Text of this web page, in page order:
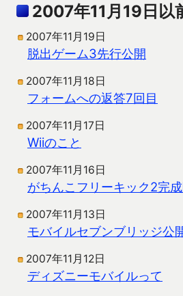
2007年11月19日以
2007年11月19日
脱出ゲーム3先行公開
2007年11月18日
フォームへの返答7回目
2007年11月17日
Wiiのこと
2007年11月16日
がちんこフリーキック2完
2007年11月13日
モバイルセブンブリッジ公
2007年11月12日
ディズニーモバイルって